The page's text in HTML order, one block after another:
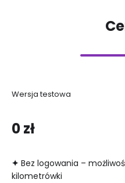
Wersja testowa
0 zł
✦ Bez logowania –
kilometrówki